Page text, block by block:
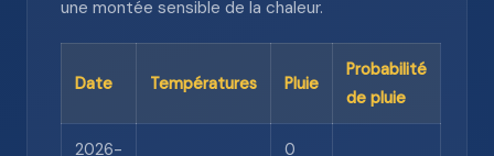
une montée sensible de la chaleur.
Date Températures Pluie
Probabilité
de pluie
2026-
0